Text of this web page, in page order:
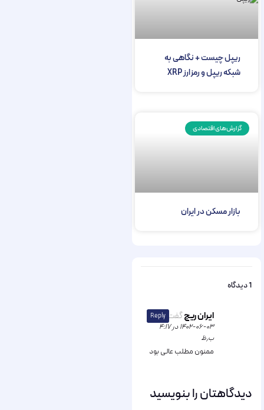
ریپل چیست + نگاهی به
شبکه ریپل و رمزارز XRP
گزارش‌های اقتصادی
بازار مسکن در ایران​
1 دیدگاه
ایران ریچگفت:
۱۴۰۲-۰۶-۰۳ در ۴:۱۷
ب٫ظ
ممنون مطلب عالی بود
Reply
دیدگاهتان را بنویسید